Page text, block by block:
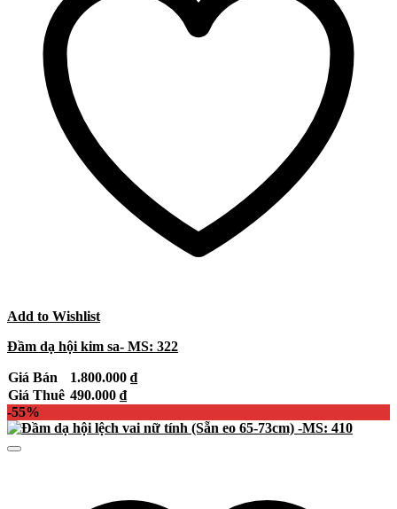
Add to Wishlist
Đầm dạ hội kim sa- MS: 322
Giá Bán 1.800.000 ₫
Giá Thuê 490.000 ₫
-55%